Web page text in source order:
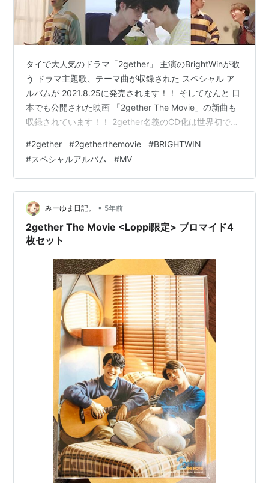
タイで大人気のドラマ「2gether」 主演のBrightWinが歌
う ドラマ主題歌、テーマ曲が収録された スペシャル ア
ルバムが 2021.8.25に発売されます！！ そしてなんと 日
本でも公開された映画 「2gether The Movie」の新曲も
収録されています！！ 2gether名義のCD化は世界初です
曲 どの曲も2getherにとって欠かせない大切な曲ばかり
です そしてそのMUSIC VIDEOも7曲収録されており これ
だけでも充分な内容ですが 今回のスペシャル アルバムは
更に凄いのです！ 今回のスペシャル アルバムのポ…
#2gether #2getherthemovie #BRIGHTWIN
#スペシャルアルバム #MV
みーゆま日記。 • 5年前
2gether The Movie <Loppi限定> ブロマイド4
枚セット